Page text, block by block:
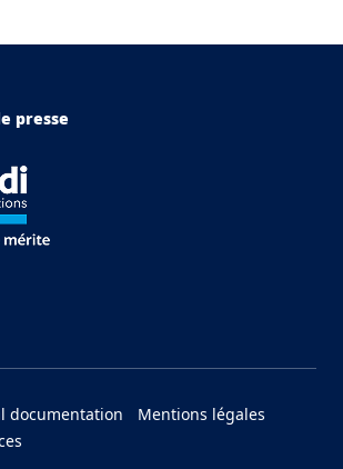
presse
documentation
Mentions légales